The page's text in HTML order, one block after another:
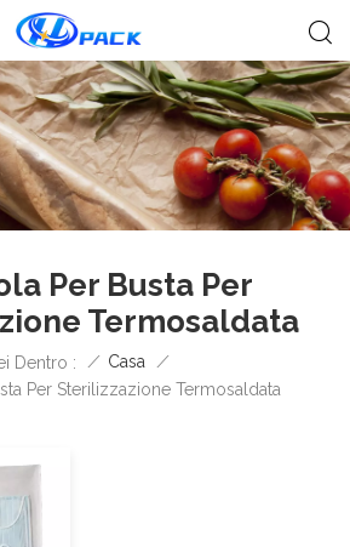
Per Busta Per
Termosaldata
Dentro : / Casa
/
Per Sterilizzazione Termosaldata